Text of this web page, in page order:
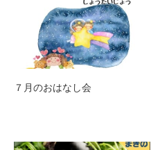
７月のおはなし会